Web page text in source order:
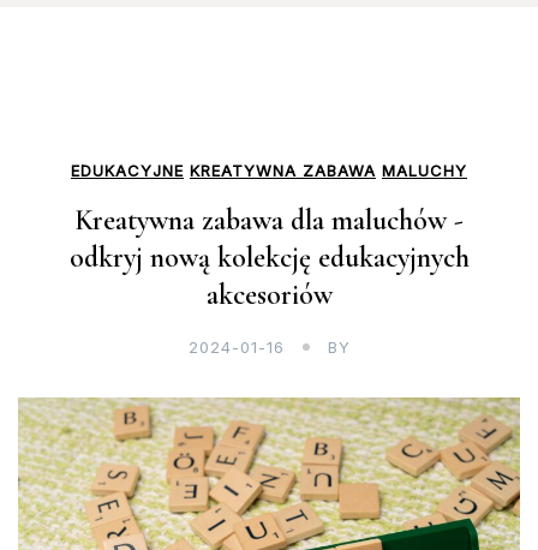
EDUKACYJNE KREATYWNA ZABAWA MALUCHY
Kreatywna zabawa dla maluchów -
odkryj nową kolekcję edukacyjnych
akcesoriów
2024-01-16 BY